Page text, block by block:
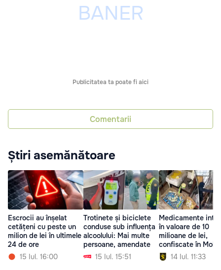
Publicitatea ta poate fi aici
Comentarii
Știri asemănătoare
Escrocii au înșelat
cetățeni cu peste un
milion de lei în ultimele
24 de ore
15 Iul. 16:00
Trotinete și biciclete
conduse sub influența
alcoolului: Mai multe
persoane, amendate
15 Iul. 15:51
Medicamente
în valoare de 10
milioane de lei,
confiscate în
14 Iul. 11:33